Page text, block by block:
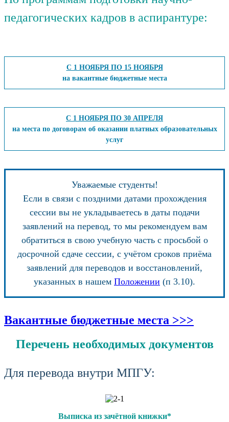
педагогических кадров в аспирантуре:
С 1 НОЯБРЯ ПО 15 НОЯБРЯ
на вакантные бюджетные места
С 1 НОЯБРЯ ПО 30 АПРЕЛЯ
на места по договорам об оказании платных образовательных
услуг
Уважаемые студенты!
Если в связи с поздними датами прохождения
сессии вы не укладываетесь в даты подачи
заявлений на перевод, то мы рекомендуем вам
обратиться в свою учебную часть с просьбой о
досрочной сдаче сессии, с учётом сроков приёма
заявлений для переводов и восстановлений,
указанных в нашем Положении (п 3.10).
Вакантные бюджетные места >>>
Перечень необходимых документов
Для перевода внутри МПГУ:
Выписка из зачётной книжки*